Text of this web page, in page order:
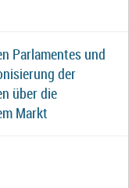
Parlamentes und
der
über die
Markt